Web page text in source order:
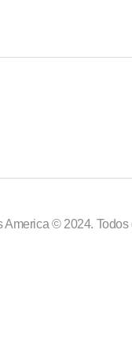
America © 2024.